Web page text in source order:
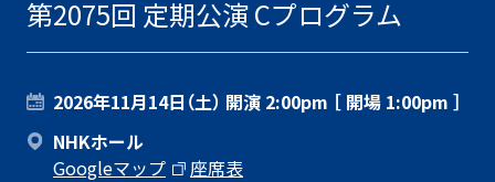
第2075回 定期公演 Cプログラム
2026年11月14日（土） 開演 2:00pm ［ 開場 1:00pm ］
NHKホール
Googleマップ
座席表